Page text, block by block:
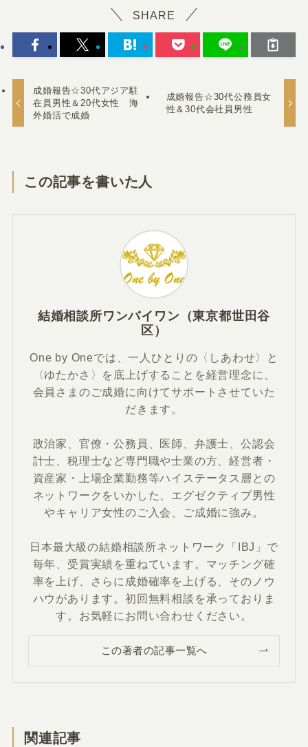
SHARE
成婚報告☆30代アジア駐
在員男性＆20代女性 海
外婚活で成婚
成婚報告☆30代公務員女
性＆30代会社員男性
この記事を書いた人
結婚相談所ワンバイワン（東京都世田谷
区）
One by Oneでは、一人ひとりの〈しあわせ〉と
〈ゆたかさ〉を底上げすることを経営理念に、
会員さまのご成婚に向けてサポートさせていた
だきます。
政治家、官僚・公務員、医師、弁護士、公認会
計士、税理士など専門職や士業の方、経営者・
資産家・上場企業勤務等ハイステータス層との
ネットワークをいかした、エグゼクティブ男性
やキャリア女性のご入会、ご成婚に強み。
日本最大級の結婚相談所ネットワーク「IBJ」で
毎年、受賞実績を重ねています。マッチング確
率を上げ、さらに成婚確率を上げる、そのノウ
ハウがあります。初回無料相談を承っておりま
す。お気軽にお問い合わせください。
この著者の記事一覧へ
関連記事